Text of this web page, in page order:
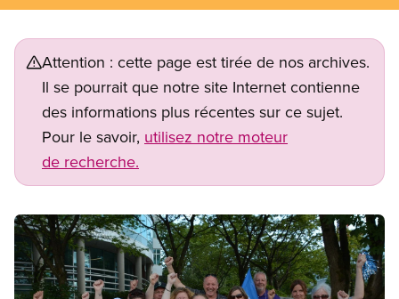
Attention : cette page est tirée de nos archives.
Il se pourrait que notre site Internet contienne
des informations plus récentes sur ce sujet.
Pour le savoir, utilisez notre moteur
de recherche.
Image